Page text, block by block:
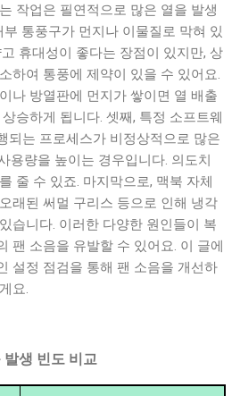
작업은 필연적으로 많은 열을 발생
통풍구가 먼지나 이물질로 막혀 있
휴대성이 좋다는 장점이 있지만, 상
하여 통풍에 제약이 있을 수 있어요.
나 방열판에 먼지가 쌓이면 열 배출
승하게 됩니다. 셋째, 특정 소프트웨
되는 프로세스가 비정상적으로 많은
용량을 높이는 경우입니다. 의도치
줄 수 있죠. 마지막으로, 맥북 자체
래된 써멀 구리스 등으로 인해 냉각
습니다. 이러한 다양한 원인들이 복
팬 소음을 유발할 수 있어요. 이 글에
설정 점검을 통해 팬 소음을 개선하
요.
생 빈도 비교